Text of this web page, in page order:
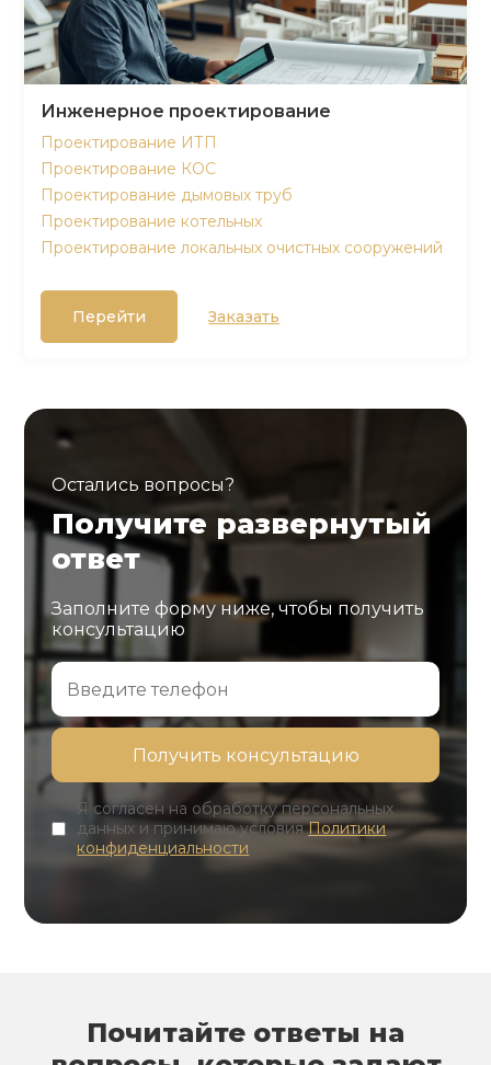
Инженерное проектирование
Проектирование ИТП
Проектирование КОС
Проектирование дымовых труб
Проектирование котельных
Проектирование локальных очистных сооружений
Перейти Заказать
Остались вопросы?
Получите развернутый
ответ
Заполните форму ниже, чтобы получить
консультацию
Я согласен на обработку персональных
данных и принимаю условияПолитики
конфиденциальности
Почитайте ответы на